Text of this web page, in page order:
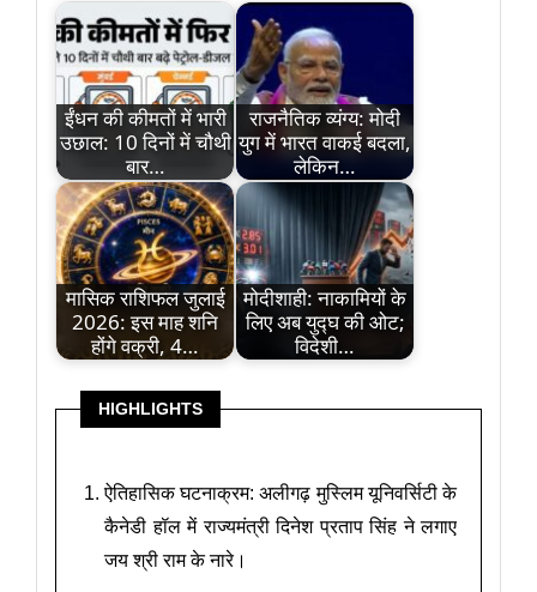
ईंधन की कीमतों में भारी
उछाल: 10 दिनों में चौथी
बार…
राजनैतिक व्यंग्य: मोदी
युग में भारत वाकई बदला,
लेकिन…
मासिक राशिफल जुलाई
2026: इस माह शनि
होंगे वक्री, 4…
मोदीशाही: नाकामियों के
लिए अब युद्घ की ओट;
विदेशी…
HIGHLIGHTS
ऐतिहासिक घटनाक्रम: अलीगढ़ मुस्लिम यूनिवर्सिटी के
कैनेडी हॉल में राज्यमंत्री दिनेश प्रताप सिंह ने लगाए
जय श्री राम के नारे।